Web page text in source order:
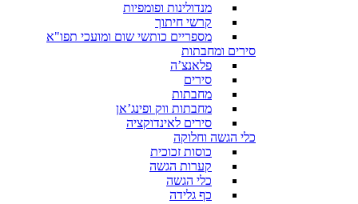
מנדולינות ופומפיות
קרשי חיתוך
מספריים כותשי שום ומועכי תפו"א
סירים ומחבתות
פלאנצ’ה
סירים
מחבתות
מחבתות ווק ופינג’אן
סירים לאינדוקציה
כלי הגשה וחלוקה
כוסות זכוכית
קערות הגשה
כלי הגשה
כף גלידה